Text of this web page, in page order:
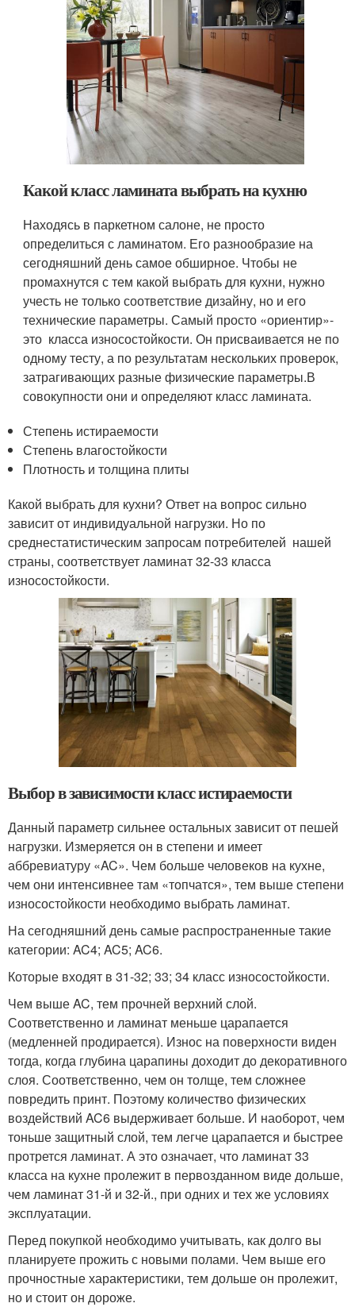
Какой класс ламината выбрать на кухню
Находясь в паркетном салоне, не просто
определиться с ламинатом. Его разнообразие на
сегодняшний день самое обширное. Чтобы не
промахнутся с тем какой выбрать для кухни, нужно
учесть не только соответствие дизайну, но и его
технические параметры. Самый просто «ориентир»-
это класса износостойкости. Он присваивается не по
одному тесту, а по результатам нескольких проверок,
затрагивающих разные физические параметры.В
совокупности они и определяют класс ламината.
Степень истираемости
Степень влагостойкости
Плотность и толщина плиты
Какой выбрать для кухни? Ответ на вопрос сильно
зависит от индивидуальной нагрузки. Но по
среднестатистическим запросам потребителей нашей
страны, соответствует ламинат 32-33 класса
износостойкости.
Выбор в зависимости класс истираемости
Данный параметр сильнее остальных зависит от пешей
нагрузки. Измеряется он в степени и имеет
аббревиатуру «AC». Чем больше человеков на кухне,
чем они интенсивнее там «топчатся», тем выше степени
износостойкости необходимо выбрать ламинат.
На сегодняшний день самые распространенные такие
категории: AC4; AC5; AC6.
Которые входят в 31-32; 33; 34 класс износостойкости.
Чем выше AC, тем прочней верхний слой.
Соответственно и ламинат меньше царапается
(медленней продирается). Износ на поверхности виден
тогда, когда глубина царапины доходит до декоративного
слоя. Соответственно, чем он толще, тем сложнее
повредить принт. Поэтому количество физических
воздействий AC6 выдерживает больше. И наоборот, чем
тоньше защитный слой, тем легче царапается и быстрее
протрется ламинат. А это означает, что ламинат 33
класса на кухне пролежит в первозданном виде дольше,
чем ламинат 31-й и 32-й., при одних и тех же условиях
эксплуатации.
Перед покупкой необходимо учитывать, как долго вы
планируете прожить с новыми полами. Чем выше его
прочностные характеристики, тем дольше он пролежит,
но и стоит он дороже.